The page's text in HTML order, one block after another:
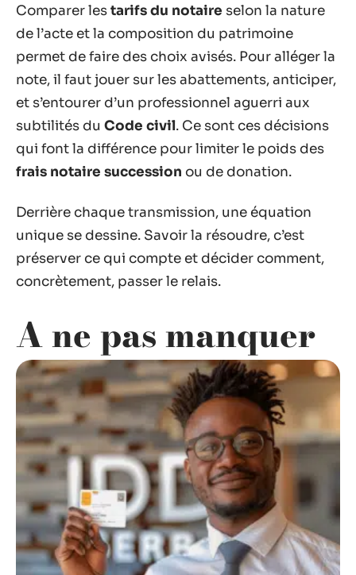
Comparer lestarifs du notaire selon la nature
de l’acte et la composition du patrimoine
permet de faire des choix avisés. Pour alléger la
note, il faut jouer sur les abattements, anticiper,
et s’entourer d’un professionnel aguerri aux
subtilités du Code civil. Ce sont ces décisions
qui font la différence pour limiter le poids des
frais notaire succession ou de donation.
Derrière chaque transmission, une équation
unique se dessine. Savoir la résoudre, c’est
préserver ce qui compte et décider comment,
concrètement, passer le relais.
A ne pas manquer